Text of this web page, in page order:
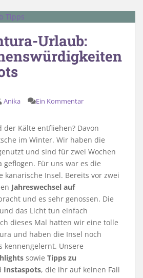
Urlaub:
Anika Ein Kommentar
Kälte entfliehen? Davon
im Winter. Wir haben die
und sind für zwei Wochen
geflogen. Für uns war es die
kanarische Insel. Bereits vor zwei
Jahreswechsel auf
und es sehr genossen. Die
das Licht tun einfach
dieses Mal hatten wir eine tolle
und haben die Insel noch
kennengelernt. Unsere
sowie Tipps zu
Instaspots, die ihr auf keinen Fall